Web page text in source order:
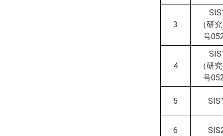
3
（研
号
4
（研
号
5
6